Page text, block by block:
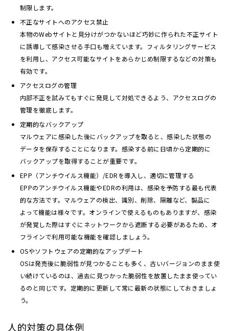
制限します。
不正なサイトへのアクセス禁止
本物のWebサイトと見分けがつかないほど巧妙に作られた不正サイト
に誘導して感染させる手口も増えています。フィルタリングサービス
を利用し、アクセス可能なサイトをあらかじめ制限するなどの対策も
有効です。
アクセスログの管理
内部不正を試みてもすぐに発見して対処できるよう、アクセスログの
管理を徹底します。
定期的なバックアップ
マルウェアに感染した後にバックアップを取ると、感染した状態の
データを保存することになります。感染する前に日頃から定期的に
バックアップを取得することが重要です。
EPP（アンチウイルス機能）/EDRを導入し、適切に管理する
EPPのアンチウイルス機能やEDRの利用は、感染を予防する最も代表
的な方法です。マルウェアの検出、識別、削除、隔離など、製品に
よって機能は様々です。オンラインで使えるものもありますが、感染
が発覚した際はすぐにネットワークから遮断する必要があるため、オ
フラインで利用可能な機能を確認しましょう。
OSやソフトウェアの定期的なアップデート
OSは発売後に脆弱性が見つかることも多く、古いバージョンのまま使
い続けているのは、過去に見つかった脆弱性を放置したまま使ってい
るのと同じです。定期的に更新して常に最新の状態にしておきましょ
う。
人的対策の具体例